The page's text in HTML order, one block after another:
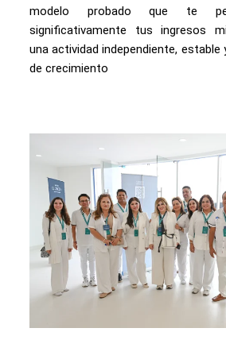
modelo probado que te
significativamente tus ingresos
una actividad independiente,
de crecimiento